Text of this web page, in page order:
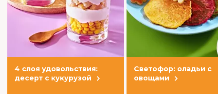
4 слоя удовольствия:
десерт с кукурузой
Светофор: оладьи с
овощами